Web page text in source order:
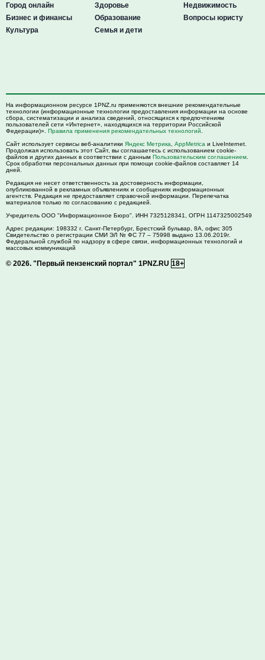
Город онлайн
Бизнес и финансы
Культура
Здоровье
Образование
Семья и дети
Недвижимость
Вопросы юристу
На информационном ресурсе 1PNZ.ru применяются внешние рекомендательные
технологии (информационные технологии предоставления информации на основе
сбора, систематизации и анализа сведений, относящихся к предпочтениям
пользователей сети «Интернет», находящихся на территории Российской
Федерации)». Правила применения рекомендательных технологий
Сайт использует сервисы веб-аналитики Яндекс Метрика AppMetrica и LiveInternet.
Продолжая использовать этот Сайт, вы соглашаетесь с использованием cookie-
файлов и других данных в соответствии с данным Пользовательским соглашением
Срок обработки персональных данных при помощи cookie-файлов составляет 14
дней.
Редакция не несет ответственность за достоверность информации,
опубликованной в рекламных объявлениях и сообщениях информационных
агентств. Редакция не предоставляет справочной информации. Перепечатка
материалов только по согласованию с редакцией.
Учредитель ООО "Информационное Бюро". ИНН 7325128341, ОГРН 1147325002549
Адрес редакции: 198332 г. Санкт-Петербург, Брестский бульвар, 8А, офис 305
Свидетельство о регистрации СМИ ЭЛ № ФС 77 – 75998 выдано 13.06.2019г.
Федеральной службой по надзору в сфере связи, информационных технологий и
массовых коммуникаций
© 2026. "Первый пензенский портал" 1PNZ.RU 18+